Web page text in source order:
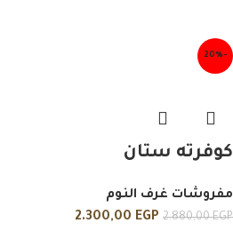
-20%
كوفرته ستان
مفروشات غرف النوم
2.880,00EGP
2.300,00 EGP